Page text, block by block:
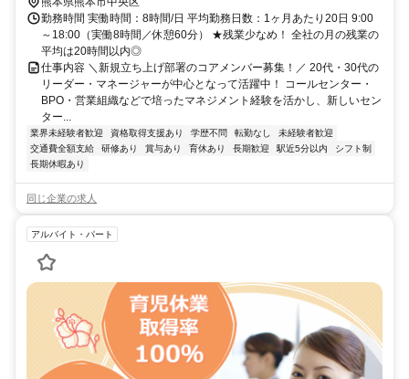
勤務時間 実働時間：8時間/日 平均勤務日数：1ヶ月あたり20日 9:00
～18:00（実働8時間／休憩60分） ★残業少なめ！ 全社の月の残業の
平均は20時間以内◎
仕事内容 ＼新規立ち上げ部署のコアメンバー募集！／ 20代・30代の
リーダー・マネージャーが中心となって活躍中！ コールセンター・
BPO・営業組織などで培ったマネジメント経験を活かし、新しいセン
ター...
業界未経験者歓迎 資格取得支援あり 学歴不問 転勤なし
未経験者歓迎
交通費全額支給
研修あり 賞与あり 育休あり 長期歓迎 駅近5分以内
シフト制
長期休暇あり
同じ企業の求人
アルバイト・パート